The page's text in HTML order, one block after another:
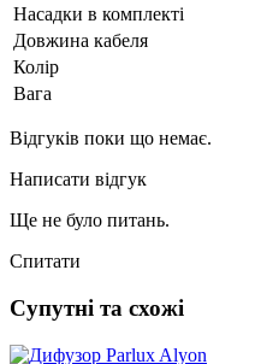
Насадки в комплекті
Довжина кабеля
Колір
Вага
Відгуків поки що немає.
Написати відгук
Ще не було питань.
Спитати
Супутні та схожі